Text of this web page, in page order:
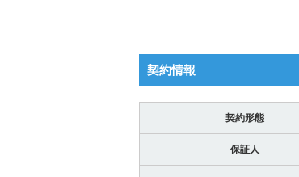
契約情報
契約形態
保証人